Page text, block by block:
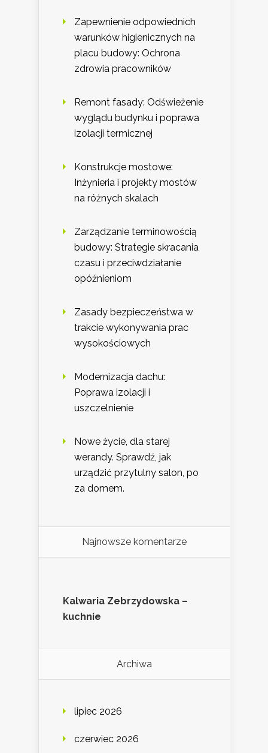
Zapewnienie odpowiednich
warunków higienicznych na
placu budowy: Ochrona
zdrowia pracowników
Remont fasady: Odświeżenie
wyglądu budynku i poprawa
izolacji termicznej
Konstrukcje mostowe:
Inżynieria i projekty mostów
na różnych skalach
Zarządzanie terminowością
budowy: Strategie skracania
czasu i przeciwdziałanie
opóźnieniom
Zasady bezpieczeństwa w
trakcie wykonywania prac
wysokościowych
Modernizacja dachu:
Poprawa izolacji i
uszczelnienie
Nowe życie, dla starej
werandy. Sprawdź, jak
urządzić przytulny salon, po
za domem.
Najnowsze komentarze
Kalwaria Zebrzydowska –
kuchnie
Archiwa
lipiec 2026
czerwiec 2026